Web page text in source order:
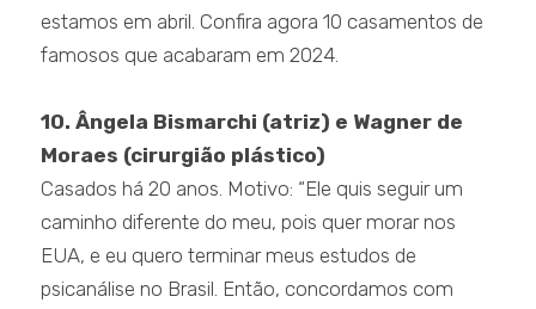
estamos em abril. Confira agora 10 casamentos de
famosos que acabaram em 2024.
10. Ângela Bismarchi (atriz) e Wagner de
Moraes (cirurgião plástico)
Casados há 20 anos. Motivo: “Ele quis seguir um
caminho diferente do meu, pois quer morar nos
EUA, e eu quero terminar meus estudos de
psicanálise no Brasil. Então, concordamos com